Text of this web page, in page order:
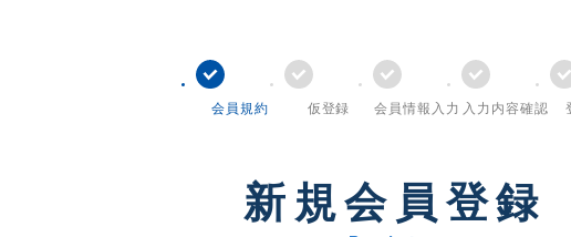
会員規約 仮登録 会員情報 入力 入力内容確認
新規会員登録